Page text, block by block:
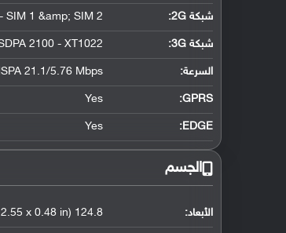
شبكة 2G: 1 &amp; SIM 2
شبكة 3G :
2100 - XT1022
السرعة: 21.1/5.76 Mbps
GPRS:
Yes
EDGE:
Yes
الجسم
الأبعاد: 124.8 x 64.8 x 12.3 mm (4.91 x 2.55 x 0.48 in)